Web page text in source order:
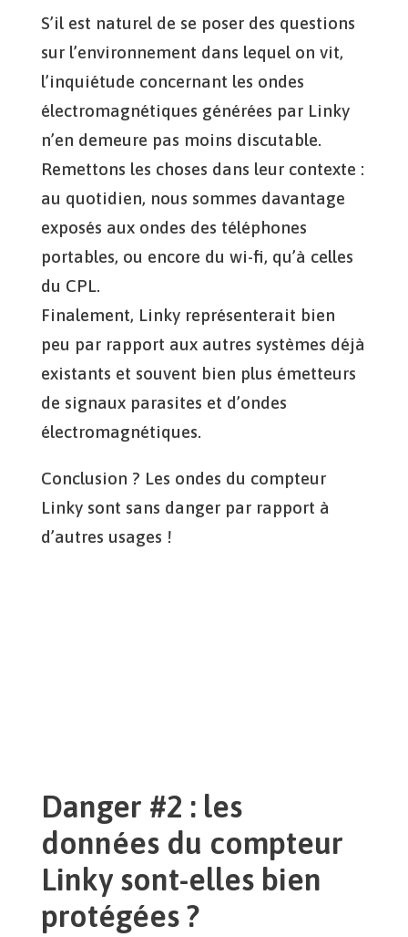
S’il est naturel de se poser des questions
sur l’environnement dans lequel on vit,
l’inquiétude concernant les ondes
électromagnétiques générées par Linky
n’en demeure pas moins discutable.
Remettons les choses dans leur contexte :
au quotidien, nous sommes davantage
exposés aux ondes des téléphones
portables, ou encore du wi-fi, qu’à celles
du CPL.
Finalement, Linky représenterait bien
peu par rapport aux autres systèmes déjà
existants et souvent bien plus émetteurs
de signaux parasites et d’ondes
électromagnétiques.
Conclusion ? Les ondes du compteur
Linky sont sans danger par rapport à
d’autres usages !
Danger #2 : les
données du compteur
Linky sont-elles bien
protégées ?